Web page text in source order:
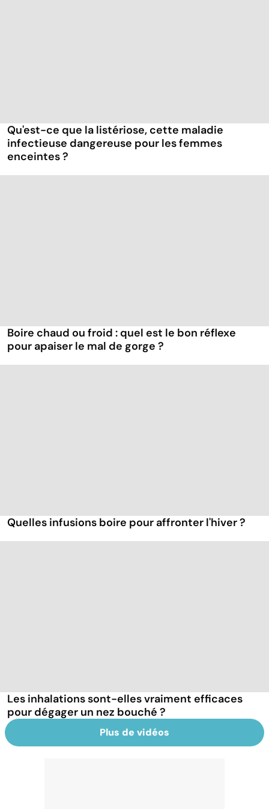
Qu'est-ce que la listériose, cette maladie
infectieuse dangereuse pour les femmes
enceintes ?
Boire chaud ou froid : quel est le bon réflexe
pour apaiser le mal de gorge ?
Quelles infusions boire pour affronter l'hiver ?
Les inhalations sont-elles vraiment efficaces
pour dégager un nez bouché ?
Plus de vidéos